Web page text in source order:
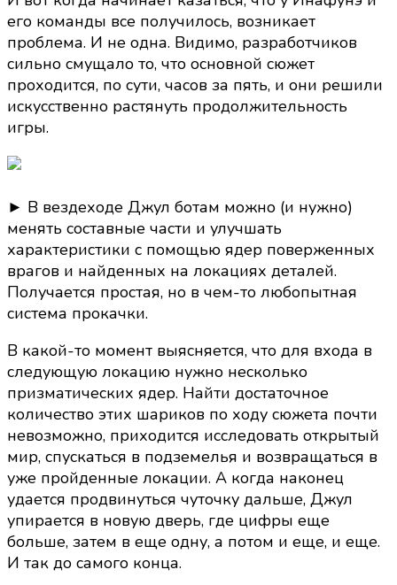
его команды все получилось, возникает
проблема. И не одна. Видимо, разработчиков
сильно смущало то, что основной сюжет
проходится, по сути, часов за пять, и они решили
искусственно растянуть продолжительность
игры.
► В вездеходе Джул ботам можно (и нужно)
менять составные части и улучшать
характеристики с помощью ядер поверженных
врагов и найденных на локациях деталей.
Получается простая, но в чем-то любопытная
система прокачки.
В какой-то момент выясняется, что для входа в
следующую локацию нужно несколько
призматических ядер. Найти достаточное
количество этих шариков по ходу сюжета почти
невозможно, приходится исследовать открытый
мир, спускаться в подземелья и возвращаться в
уже пройденные локации. А когда наконец
удается продвинуться чуточку дальше, Джул
упирается в новую дверь, где цифры еще
больше, затем в еще одну, а потом и еще, и еще.
И так до самого конца.